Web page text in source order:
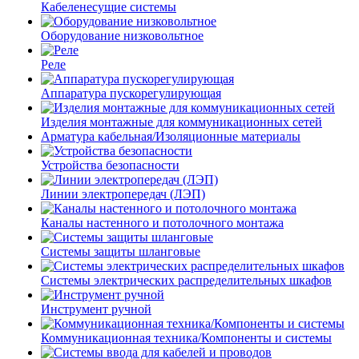
Кабеленесущие системы
Оборудование низковольтное
Реле
Аппаратура пускорегулирующая
Изделия монтажные для коммуникационных сетей
Арматура кабельная/Изоляционные материалы
Устройства безопасности
Линии электропередач (ЛЭП)
Каналы настенного и потолочного монтажа
Системы защиты шланговые
Системы электрических распределительных шкафов
Инструмент ручной
Коммуникационная техника/Компоненты и системы